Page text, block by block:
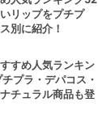
リップをプチプ
別に紹介！
すめ人気ランキン
プラ・デパコス・
チュラル商品も登